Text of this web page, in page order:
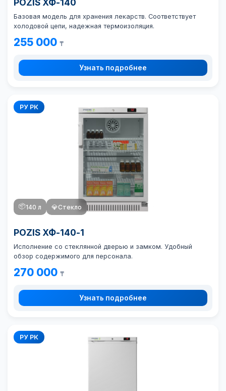
POZIS ХФ-140
Базовая модель для хранения лекарств. Соответствует
холодовой цепи, надежная термоизоляция.
255 000 ₸
Узнать подробнее
РУ РК
📦140 л 💎Стекло
POZIS ХФ-140-1
Исполнение со стеклянной дверью и замком. Удобный
обзор содержимого для персонала.
270 000 ₸
Узнать подробнее
РУ РК